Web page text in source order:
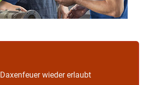
Daxenfeuer wieder erlaubt